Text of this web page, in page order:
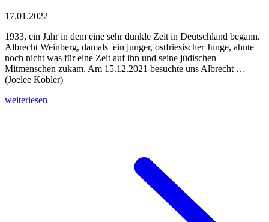
17.01.2022
1933, ein Jahr in dem eine sehr dunkle Zeit in Deutschland begann.
Albrecht Weinberg, damals ein junger, ostfriesischer Junge, ahnte
noch nicht was für eine Zeit auf ihn und seine jüdischen
Mitmenschen zukam. Am 15.12.2021 besuchte uns Albrecht …
(Joelee Kobler)
weiterlesen